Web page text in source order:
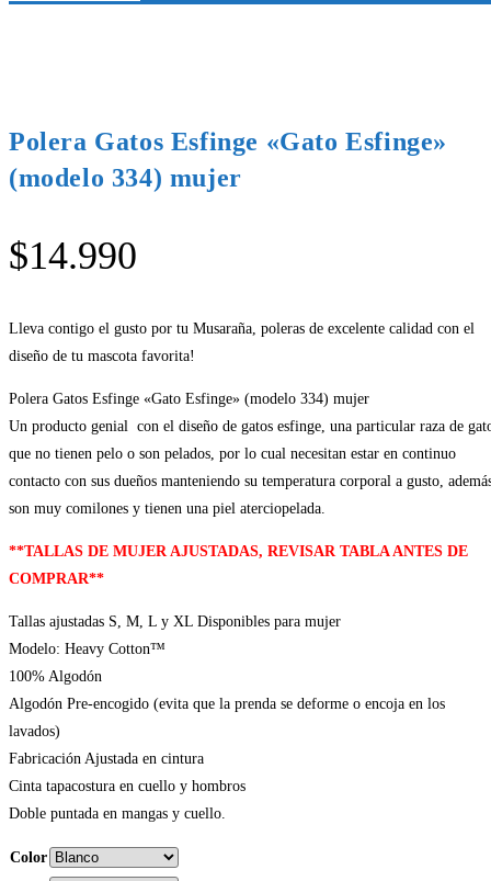
Polera Gatos Esfinge «Gato Esfinge»
(modelo 334) mujer
$14.990
Lleva contigo el gusto por tu Musaraña, poleras de excelente calidad con el
diseño de tu mascota favorita!
Polera Gatos Esfinge «Gato Esfinge» (modelo 334) mujer
Un producto genial con el diseño de gatos esfinge, una particular raza de
que no tienen pelo o son pelados, por lo cual necesitan estar en continuo
contacto con sus dueños manteniendo su temperatura corporal a gusto,
son muy comilones y tienen una piel aterciopelada.
**TALLAS DE MUJER AJUSTADAS, REVISAR TABLA ANTES DE
COMPRAR**
Tallas ajustadas S, M, L y XL Disponibles para mujer
Modelo: Heavy Cotton™
100% Algodón
Algodón Pre-encogido (evita que la prenda se deforme o encoja en los
lavados)
Fabricación Ajustada en cintura
Cinta tapacostura en cuello y hombros
Doble puntada en mangas y cuello.
Color